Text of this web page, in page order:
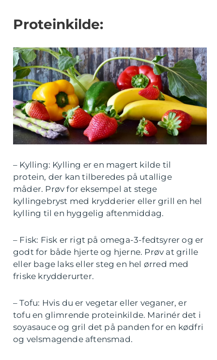
Proteinkilde:
– Kylling: Kylling er en magert kilde til
protein, der kan tilberedes på utallige
måder. Prøv for eksempel at stege
kyllingebryst med krydderier eller grill en hel
kylling til en hyggelig aftenmiddag.
– Fisk: Fisk er rigt på omega-3-fedtsyrer og er
godt for både hjerte og hjerne. Prøv at grille
eller bage laks eller steg en hel ørred med
friske krydderurter.
– Tofu: Hvis du er vegetar eller veganer, er
tofu en glimrende proteinkilde. Marinér det i
soyasauce og gril det på panden for en kødfri
og velsmagende aftensmad.